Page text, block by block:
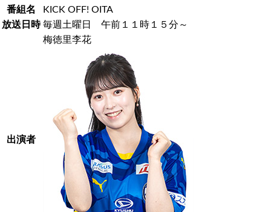
番組名
KICK OFF! OITA
放送日時 毎週土曜日 午前１１時１５分～
出演者
梅徳里李花